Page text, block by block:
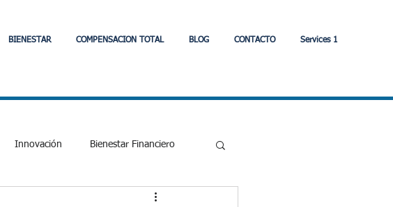
BIENESTAR COMPENSACION TOTAL BLOG CONTACTO Services 1
Innovación Bienestar Financiero